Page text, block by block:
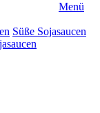
Menü
Süße Sojasaucen